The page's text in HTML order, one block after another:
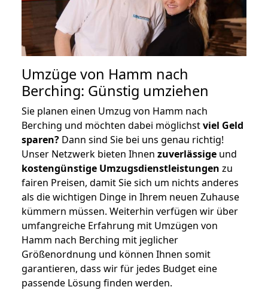
Umzüge von Hamm nach
Berching: Günstig umziehen
Sie planen einen Umzug von Hamm nach
Berching und möchten dabei möglichstviel Geld
sparen? Dann sind Sie bei uns genau richtig!
Unser Netzwerk bieten Ihnen zuverlässige und
kostengünstige Umzugsdienstleistungen zu
fairen Preisen, damit Sie sich um nichts anderes
als die wichtigen Dinge in Ihrem neuen Zuhause
kümmern müssen. Weiterhin verfügen wir über
umfangreiche Erfahrung mit Umzügen von
Hamm nach Berching mit jeglicher
Größenordnung und können Ihnen somit
garantieren, dass wir für jedes Budget eine
passende Lösung finden werden.